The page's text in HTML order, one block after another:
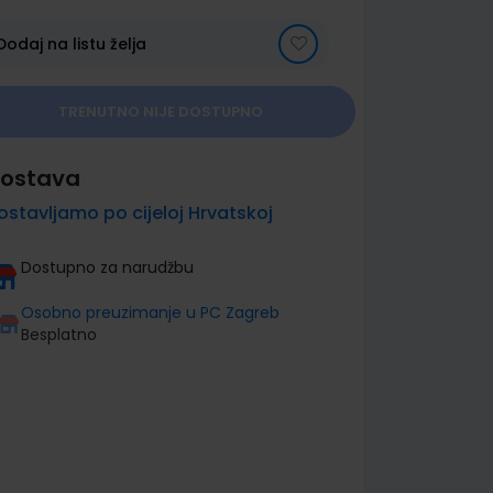
na listu želja
po cijeloj Hrvatskoj
Dostupno za narudžbu
Osobno preuzimanje u PC Zagreb
Besplatno